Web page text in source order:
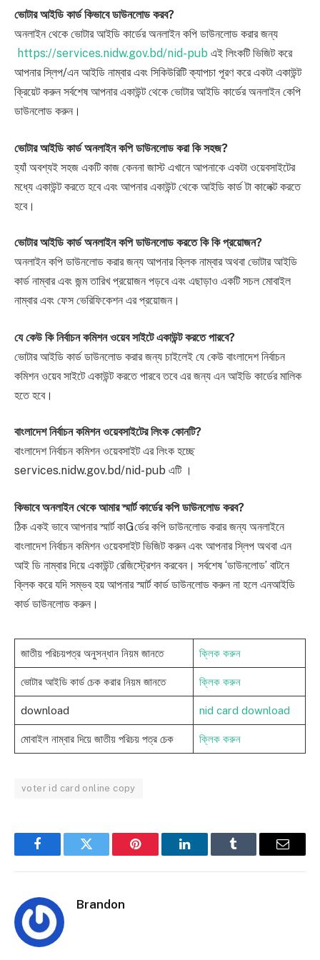
ভোটার আইডি কার্ড কিভাবে ডাউনলোড করব?
অনলাইন থেকে ভোটার আইডি কার্ডের অনলাইন কপি ডাউনলোড করার জন্য
https://services.nidw.gov.bd/nid-pub এই লিংকটি ভিজিট করে
আপনার স্লিপ/এন আইডি নাম্বার এবং সিকিউরিটি ক্যাপচা পূরণ করে একটা একাউন্ট
ক্রিয়েট করুন সর্বশেষ আপনার একাউন্ট থেকে ভোটার আইডি কার্ডের অনলাইন কেপি
ডাউনলোড করুন।
ভোটার আইডি কার্ড অনলাইন কপি ডাউনলোড করা কি সহজ?
হ্যাঁ অবশ্যই সহজ একটি কাজ কেননা জাস্ট এখানে আপনাকে একটা ওয়েবসাইটের
মধ্যে একাউন্ট করতে হবে এবং আপনার একাউন্ট থেকে আইডি কার্ড টা কালেক্ট করতে
হবে।
ভোটার আইডি কার্ড অনলাইন কপি ডাউনলোড করতে কি কি প্রয়োজন?
অনলাইন কপি ডাউনলোড করার জন্য আপনার ক্লিক নাম্বার অথবা ভোটার আইডি
কার্ড নাম্বার এবং জন্ম তারিখ প্রয়োজন পড়বে এবং এছাড়াও একটি সচল মোবাইল
নাম্বার এবং ফেস ভেরিফিকেশন এর প্রয়োজন।
যে কেউ কি নির্বাচন কমিশন ওয়েব সাইটে একাউন্ট করতে পারবে?
ভোটার আইডি কার্ড ডাউনলোড করার জন্য চাইলেই যে কেউ বাংলাদেশ নির্বাচন
কমিশন ওয়েব সাইটে একাউন্ট করতে পারবে তবে এর জন্য এন আইডি কার্ডের মালিক
হতে হবে।
বাংলাদেশ নির্বাচন কমিশন ওয়েবসাইটের লিংক কোনটি?
বাংলাদেশ নির্বাচন কমিশন ওয়েবসাইট এর লিংক হচ্ছে
services.nidw.gov.bd/nid-pub এটি ।
কিভাবে অনলাইন থেকে আমার স্মার্ট কার্ডের কপি ডাউনলোড করব?
ঠিক একই ভাবে আপনার স্মার্ট কাGর্ডের কপি ডাউনলোড করার জন্য অনলাইনে
বাংলাদেশ নির্বাচন কমিশন ওয়েবসাইট ভিজিট করুন এবং আপনার স্লিপ অথবা এন
আই ডি নাম্বার দিয়ে একাউন্ট রেজিস্ট্রেশন করবেন। সর্বশেষ ‘ডাউনলোড’ বাটনে
ক্লিক করে যদি সম্ভব হয় আপনার স্মার্ট কার্ড ডাউনলোড করুন না হলে এনআইডি
কার্ড ডাউনলোড করুন।
জাতীয় পরিচয়পত্র অনুসন্ধান নিয়ম জানতে ক্লিক করুন
ভোটার আইডি কার্ড চেক করার নিয়ম জানতে ক্লিক করুন
download nid card download
মোবাইল নাম্বার দিয়ে জাতীয় পরিচয় পত্র চেক ক্লিক করুন
voter id card online copy
FacebookTwitter Pinterest LinkedInTumblr Email
Brandon